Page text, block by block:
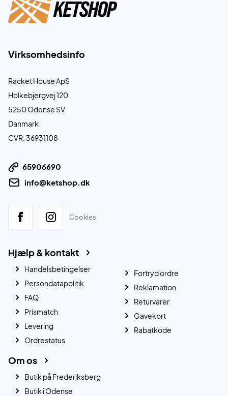
Virksomhedsinfo
Racket House ApS
Holkebjergvej 120
5250 Odense SV
Danmark
CVR: 36931108
65906690
info@ketshop.dk
Cookies
Hjælp & kontakt
Handelsbetingelser
Persondatapolitik
FAQ
Prismatch
Levering
Ordrestatus
Fortryd ordre
Reklamation
Returvarer
Gavekort
Rabatkode
Om os
Butik på Frederiksberg
Butik i Odense